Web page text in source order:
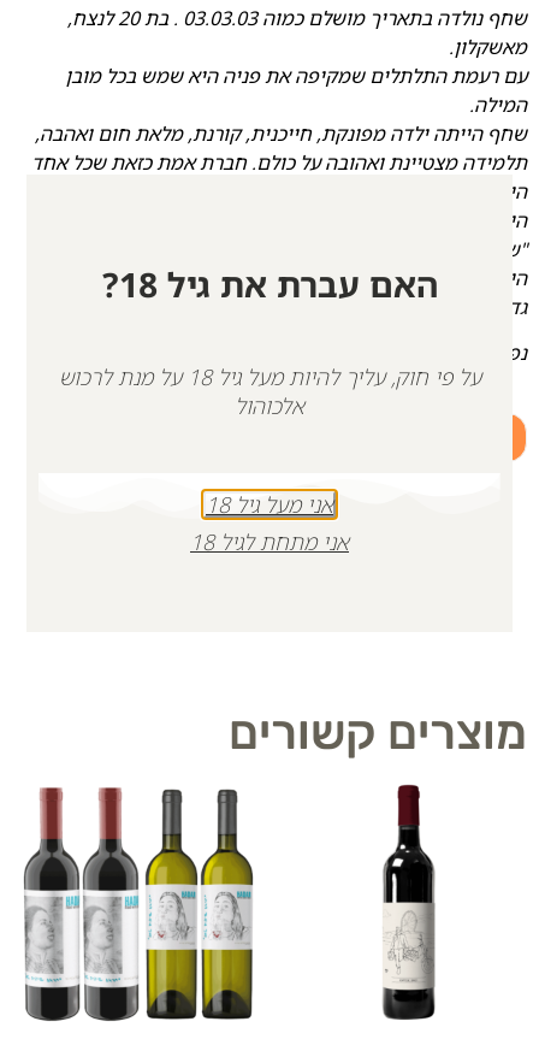
שחף נולדה בתאריך מושלם כמוה 03.03.03 . בת 20 לנצח,
מאשקלון.
עם רעמת התלתלים שמקיפה את פניה היא שמש בכל מובן
המילה.
שחף הייתה ילדה מפונקת, חייכנית, קורנת, מלאת חום ואהבה,
תלמידה מצטיינת ואהובה על כולם. חברת אמת כזאת שכל אחד
היה רוצה לעצמו, ילדת נחת, אדם מיוחד עם לב עצום.
היא הגיעה לאחר ניסיונות הריון כושלים ולכן כינתה את עצמה
"שחף הנסיכה".
היא הבייבי של הוריה אילנה ורחמים, הקטנה מבין 4 אחים
גדולים: מושיקו, ספיר ודולב.
נפלה בבסיס נחל עוז ב7.10.23. יהי זכרה ברוך.
מוצרים קשורים
האם עברת את גיל 18?
על פי חוק, עליך להיות מעל גיל 18 על מנת לרכוש
אלכוהול
אני מעל גיל 18
אני מתחת לגיל 18